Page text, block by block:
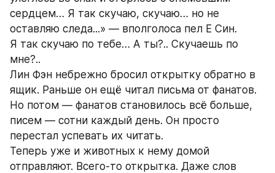
сердцем… Я так скучаю, скучаю… но не
оставляю следа...» — вполголоса пел Е Син.
Я так скучаю по тебе… А ты?.. Скучаешь по
мне?..
Лин Фэн небрежно бросил открытку обратно в
ящик. Раньше он ещё читал письма от фанатов.
Но потом — фанатов становилось всё больше,
писем — сотни каждый день. Он просто
перестал успевать их читать.
Теперь уже и животных к нему домой
отправляют. Всего-то открытка. Даже слов